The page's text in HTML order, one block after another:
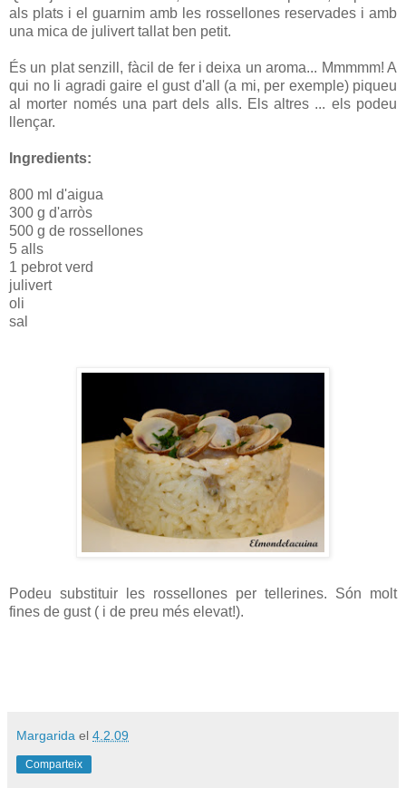
als plats i el guarnim amb les rossellones reservades i amb
una mica de julivert tallat ben petit.
És un plat senzill, fàcil de fer i deixa un aroma... Mmmmm! A
qui no li agradi gaire el gust d'all (a mi, per exemple) piqueu
al morter només una part dels alls. Els altres ... els podeu
llençar.
Ingredients:
800 ml d'aigua
300 g d'arròs
500 g de rossellones
5 alls
1 pebrot verd
julivert
oli
sal
Podeu substituir les rossellones per tellerines. Són molt
fines de gust ( i de preu més elevat!).
Margarida el 4.2.09
Comparteix